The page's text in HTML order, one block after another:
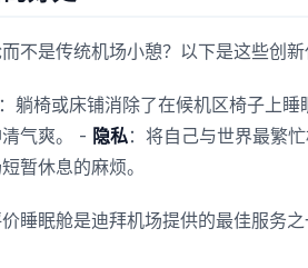
不是传统机场小憩？以下是这些创新
：躺椅或床铺消除了在候机区椅子上睡
气爽。 - 隐私：将自己与世界最繁
暂休息的麻烦。
睡眠舱是迪拜机场提供的最佳服务之